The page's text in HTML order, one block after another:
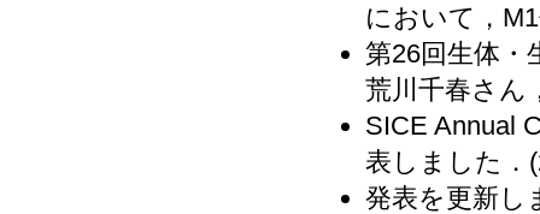
において，
第26回生体・
荒川千春さん
SICE Annual
表しました．
発表を更新し